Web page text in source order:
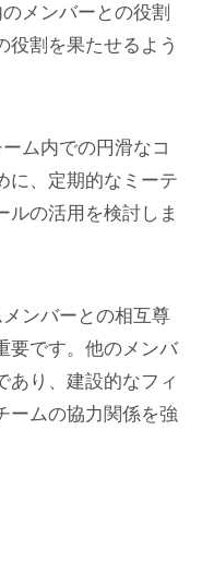
メンバーとの役割
役割を果たせるよう
ム内での円滑なコ
に、定期的なミーテ
ルの活用を検討しま
ンバーとの相互尊
要です。他のメンバ
あり、建設的なフィ
ームの協力関係を強